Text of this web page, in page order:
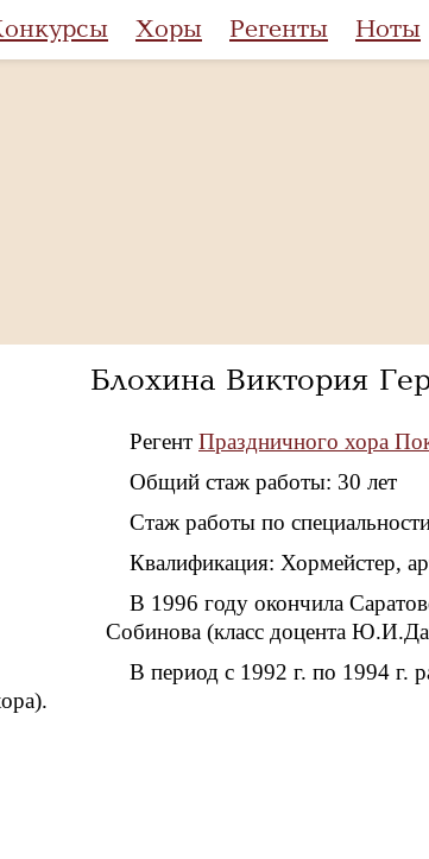
Хоры Регенты Ноты
Блохина Виктория
Регент Праздничного хора
Общий стаж работы: 30 лет
Стаж работы по
Квалификация: Хормейстер,
В 1996 году окончила
Собинова (класс доцента
В период с 1992 г. по 1994 г.